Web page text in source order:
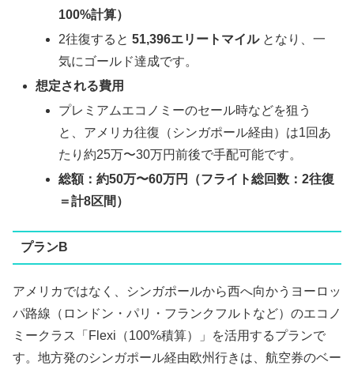
100%計算）
2往復すると51,396エリートマイルとなり、一
気にゴールド達成です。
想定される費用
プレミアムエコノミーのセール時などを狙う
と、アメリカ往復（シンガポール経由）は1回あ
たり約25万〜30万円前後で手配可能です。
総額：約50万〜60万円（フライト総回数：2往復
＝計8区間）
プランB
アメリカではなく、シンガポールから西へ向かうヨーロッ
パ路線（ロンドン・パリ・フランクフルトなど）のエコノ
ミークラス「Flexi（100%積算）」を活用するプランで
す。地方発のシンガポール経由欧州行きは、航空券のベー